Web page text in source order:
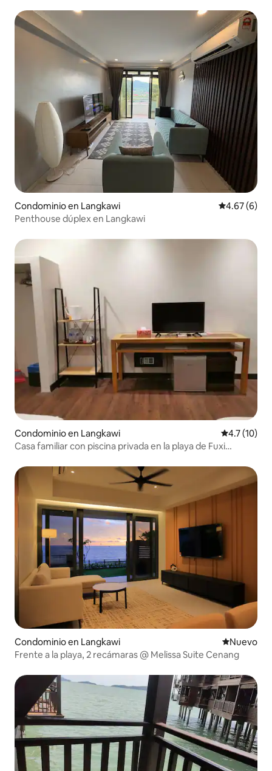
Condominio en Langkawi Calificación
4.67 (6)
Penthouse dúplex en Langkawi
Condominio en Langkawi Calificación
4.7 (10)
Casa familiar con piscina privada en la playa de Fuxi
Condominio en Langkawi Nuevo
Nuevo
Frente a la playa, 2 recámaras @ Melissa Suite Cenang